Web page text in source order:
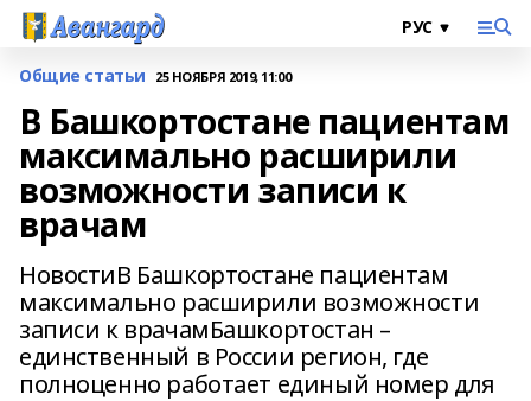
Общие статьи 25 НОЯБРЯ 2019, 11:00
В Башкортостане пациентам
максимально расширили
возможности записи к
врачам
НовостиВ Башкортостане пациентам
максимально расширили возможности
записи к врачамБашкортостан –
единственный в России регион, где
полноценно работает единый номер для